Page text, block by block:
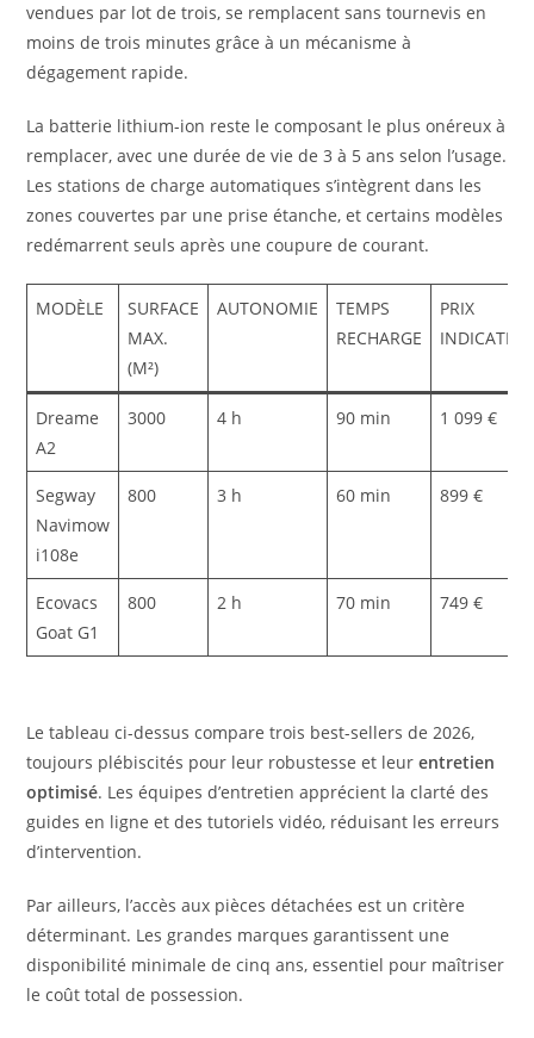
vendues par lot de trois, se remplacent sans tournevis en
moins de trois minutes grâce à un mécanisme à
dégagement rapide.
La batterie lithium-ion reste le composant le plus onéreux à
remplacer, avec une durée de vie de 3 à 5 ans selon l’usage.
Les stations de charge automatiques s’intègrent dans les
zones couvertes par une prise étanche, et certains modèles
redémarrent seuls après une coupure de courant.
MODÈLE
SURFACE
MAX.
(M²)
AUTONOMIE
TEMPS
RECHARGE
PRIX
INDICATIF
Dreame
A2
3000 4 h 90 min 1 099 €
Segway
Navimow
i108e
800 3 h 60 min 899 €
Ecovacs
Goat G1
800 2 h 70 min 749 €
Le tableau ci-dessus compare trois best-sellers de 2026,
toujours plébiscités pour leur robustesse et leurentretien
optimisé. Les équipes d’entretien apprécient la clarté des
guides en ligne et des tutoriels vidéo, réduisant les erreurs
d’intervention.
Par ailleurs, l’accès aux pièces détachées est un critère
déterminant. Les grandes marques garantissent une
disponibilité minimale de cinq ans, essentiel pour maîtriser
le coût total de possession.